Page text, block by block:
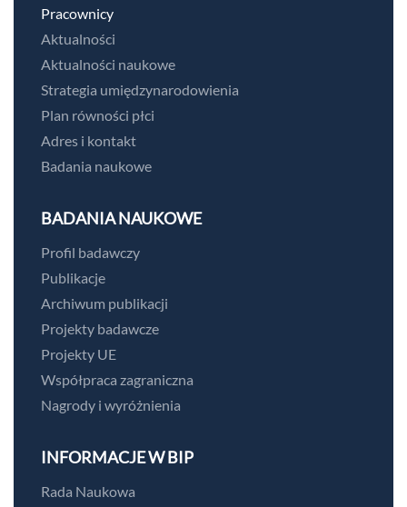
Pracownicy
Aktualności
Aktualności naukowe
Strategia umiędzynarodowienia
Plan równości płci
Adres i kontakt
Badania naukowe
BADANIA NAUKOWE
Profil badawczy
Publikacje
Archiwum publikacji
Projekty badawcze
Projekty UE
Współpraca zagraniczna
Nagrody i wyróżnienia
INFORMACJE W BIP
Rada Naukowa